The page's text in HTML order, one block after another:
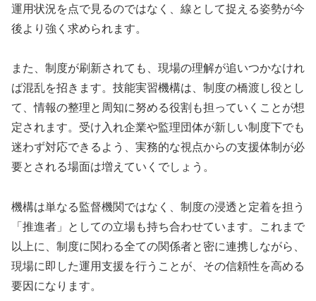
運用状況を点で見るのではなく、線として捉える姿勢が今
後より強く求められます。
また、制度が刷新されても、現場の理解が追いつかなけれ
ば混乱を招きます。技能実習機構は、制度の橋渡し役とし
て、情報の整理と周知に努める役割も担っていくことが想
定されます。受け入れ企業や監理団体が新しい制度下でも
迷わず対応できるよう、実務的な視点からの支援体制が必
要とされる場面は増えていくでしょう。
機構は単なる監督機関ではなく、制度の浸透と定着を担う
「推進者」としての立場も持ち合わせています。これまで
以上に、制度に関わる全ての関係者と密に連携しながら、
現場に即した運用支援を行うことが、その信頼性を高める
要因になります。